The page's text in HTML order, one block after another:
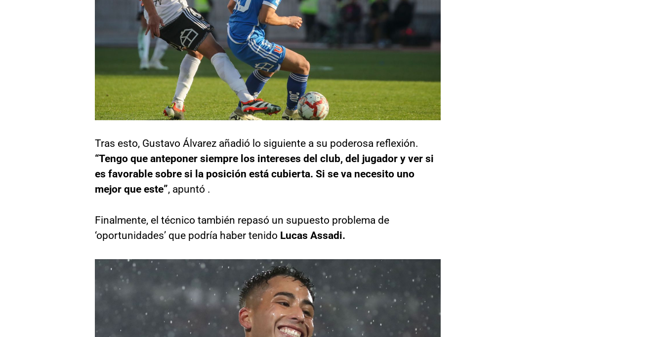
Tras esto, Gustavo Álvarez añadió lo siguiente a su poderosa reflexión.
“Tengo que anteponer siempre los intereses del club, del jugador y ver si
es favorable sobre si la posición está cubierta. Si se va necesito uno
mejor que este”, apuntó .
Finalmente, el técnico también repasó un supuesto problema de
‘oportunidades’ que podría haber tenido Lucas Assadi.